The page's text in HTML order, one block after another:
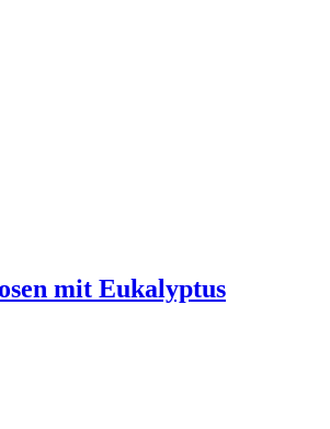
mit Eukalyptus